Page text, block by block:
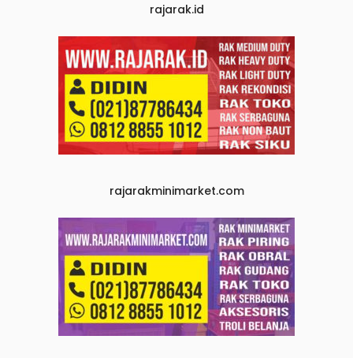
rajarak.id
rajarakminimarket.com